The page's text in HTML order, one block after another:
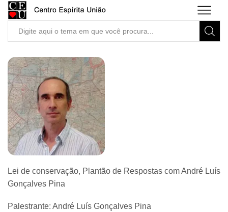
Search
Lei de conservação, Plantão de Respostas com André Luís
Gonçalves Pina
Palestrante: André Luís Gonçalves Pina